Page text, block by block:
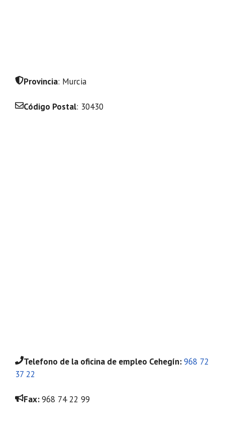
Provincia: Murcia
Código Postal: 30430
Telefono de la oficina de empleo Cehegín:968 72
37 22
Fax:968 74 22 99